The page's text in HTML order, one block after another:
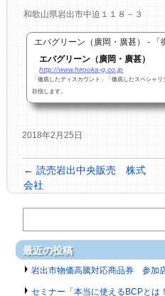
和歌山県岩出市中迫１１８－３
エバグリーン（廣岡・廣甚） - 「
エバグリーン（廣岡・廣甚）
http://www.hirooka-g.co.jp
「徹底したディスカウント」「徹底したスペシャ
目指します。
2018年2月25日
← 読売岩出中央販売 株式
会社
最近の投稿
岩出市物価高騰対応商品券 参加
セミナー「本当に使えるBCPとは